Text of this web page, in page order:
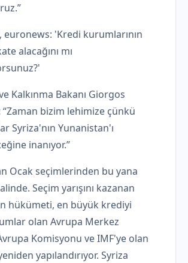
euronews: 'Kredi kurumlarının
alacağını mı
Kalkınma Bakanı Giorgos
bizim lehimize çünkü
Syriza'nın Yunanistan'ı
inanıyor.”
Ocak seçimlerinden bu yana
Seçim yarışını kazanan
hükümeti, en büyük krediyi
olan Avrupa Merkez
Komisyonu ve IMF'ye olan
yapılandırıyor. Syriza